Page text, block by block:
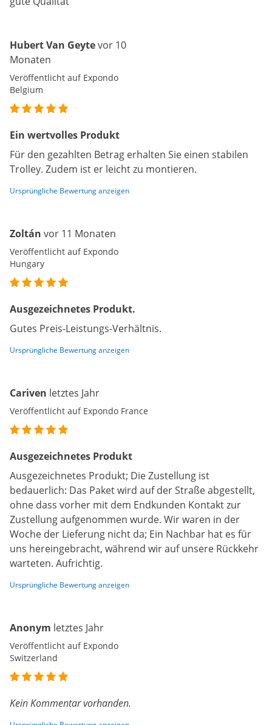
Hubert Van Geytevor 10
Monaten
Veröffentlicht auf Expondo
Belgium
Ein wertvolles Produkt
Für den gezahlten Betrag erhalten Sie einen stabilen
Trolley. Zudem ist er leicht zu montieren.
Ursprüngliche Bewertung anzeigen
Zoltán vor 11 Monaten
Veröffentlicht auf Expondo
Hungary
Ausgezeichnetes Produkt.
Gutes Preis-Leistungs-Verhältnis.
Ursprüngliche Bewertung anzeigen
Cariven letztes Jahr
Veröffentlicht auf Expondo France
Ausgezeichnetes Produkt
Ausgezeichnetes Produkt; Die Zustellung ist
bedauerlich: Das Paket wird auf der Straße abgestellt,
ohne dass vorher mit dem Endkunden Kontakt zur
Zustellung aufgenommen wurde. Wir waren in der
Woche der Lieferung nicht da; Ein Nachbar hat es für
uns hereingebracht, während wir auf unsere Rückkehr
warteten. Aufrichtig.
Ursprüngliche Bewertung anzeigen
Anonym letztes Jahr
Veröffentlicht auf Expondo
Switzerland
Kein Kommentar vorhanden.